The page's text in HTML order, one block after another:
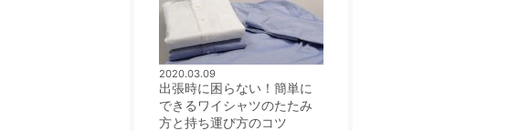
2020.03.09
出張時に困らない！簡単に
できるワイシャツのたたみ
方と持ち運び方のコツ